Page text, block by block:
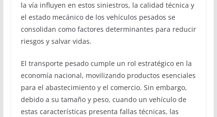
la vía influyen en estos siniestros, la calidad técnica y
el estado mecánico de los vehículos pesados se
consolidan como factores determinantes para reducir
riesgos y salvar vidas.
El transporte pesado cumple un rol estratégico en la
economía nacional, movilizando productos esenciales
para el abastecimiento y el comercio. Sin embargo,
debido a su tamaño y peso, cuando un vehículo de
estas características presenta fallas técnicas, las